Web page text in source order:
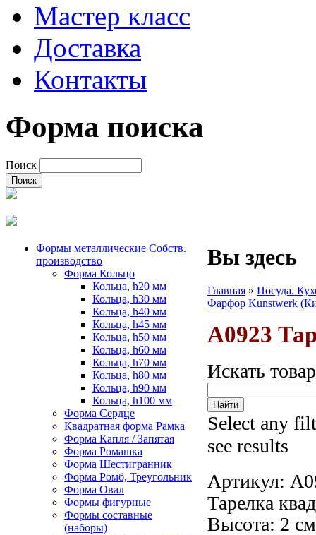
Мастер класс
Доставка
Контакты
Форма поиска
Поиск
Формы металлические Собств.
производство
Форма Кольцо
Кольца, h20 мм
Кольца, h30 мм
Кольца, h40 мм
Кольца, h45 мм
Кольца, h50 мм
Кольца, h60 мм
Кольца, h70 мм
Кольца, h80 мм
Кольца, h90 мм
Кольца, h100 мм
Форма Сердце
Квадратная форма Рамка
Форма Капля / Запятая
Форма Ромашка
Форма Шестигранник
Форма Ромб, Треугольник
Форма Овал
Формы фигурные
Формы составные
(наборы)
Вы здесь
Главная » Посуда.
Фарфор Kunstwerk
A0923
Искать
Select any
see results
Артикул:
Тарелка
Высота: 2